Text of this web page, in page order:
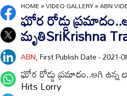
HOME»VIDEO GALLERY»ABN
ఘోర రోడ్డు
మృతిSriKrishna
ABN, First Publish Date - 2021-
ఘోర రోడ్డు ప్రమాదం..ఆగి ఉన్న
Hits Lorry